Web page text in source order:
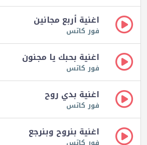
اغنية أربع مجانين
فور كاتس
اغنية بحبك يا مجنون
فور كاتس
اغنية بدي روح
فور كاتس
اغنية بنروح وبنرجع